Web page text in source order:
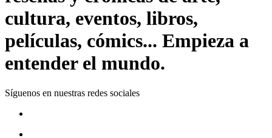
cultura, eventos, libros,
películas, cómics... Empieza a
entender el mundo.
Síguenos en nuestras redes sociales